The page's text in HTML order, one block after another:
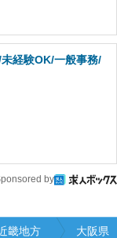
経験OK/一般事務/
by
畿地方 大阪県